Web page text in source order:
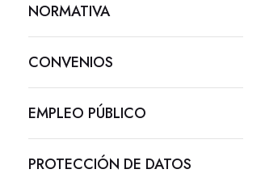
NORMATIVA
CONVENIOS
EMPLEO PÚBLICO
PROTECCIÓN DE DATOS